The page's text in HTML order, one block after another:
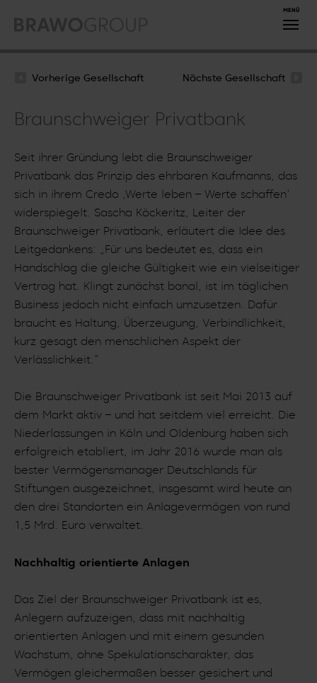
Vorherige Gesellschaft Nächste Gesellschaft
Braunschweiger Privatbank
Seit ihrer Gründung lebt die Braunschweiger
Privatbank das Prinzip des ehrbaren Kaufmanns, das
sich in ihrem Credo ‚Werte leben – Werte schaffen‘
widerspiegelt. Sascha Köckeritz, Leiter der
Braunschweiger Privatbank, erläutert die Idee des
Leitgedankens: „Für uns bedeutet es, dass ein
Handschlag die gleiche Gültigkeit wie ein vielseitiger
Vertrag hat. Klingt zunächst banal, ist im täglichen
Business jedoch nicht einfach umzusetzen. Dafür
braucht es Haltung, Überzeugung, Verbindlichkeit,
kurz gesagt den menschlichen Aspekt der
Verlässlichkeit.“
Die Braunschweiger Privatbank ist seit Mai 2013 auf
dem Markt aktiv – und hat seitdem viel erreicht. Die
Niederlassungen in Köln und Oldenburg haben sich
erfolgreich etabliert, im Jahr 2016 wurde man als
bester Vermögensmanager Deutschlands für
Stiftungen ausgezeichnet, insgesamt wird heute an
den drei Standorten ein Anlagevermögen von rund
1,5 Mrd. Euro verwaltet.
Nachhaltig orientierte Anlagen
Das Ziel der Braunschweiger Privatbank ist es,
Anlegern aufzuzeigen, dass mit nachhaltig
orientierten Anlagen und mit einem gesunden
Wachstum, ohne Spekulationscharakter, das
Vermögen gleichermaßen besser gesichert und